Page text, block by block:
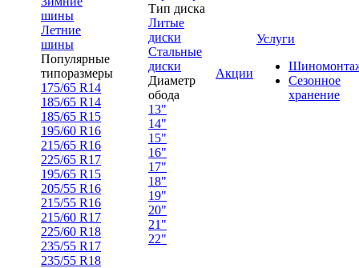
шины
Летние
шины
Популярные
типоразмеры
175/65 R14
185/65 R14
185/65 R15
195/60 R16
215/65 R16
225/65 R17
195/65 R15
205/55 R16
215/55 R16
215/60 R17
225/60 R18
235/55 R17
235/55 R18
Тип диска
Литые
диски
Стальные
диски
Диаметр
обода
13"
14"
15"
16"
17"
18"
19"
20"
21"
22"
Акции
Услуги
Сезонное
хранение